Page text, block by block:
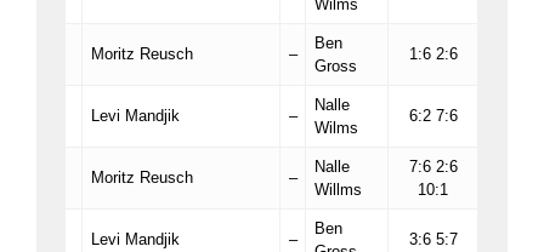
Wilms
Moritz Reusch –
Ben
Gross
1:6 2:6
Levi Mandjik –
Nalle
Wilms
6:2 7:6
Moritz Reusch –
Nalle
Willms
7:6 2:6
10:1
Levi Mandjik –
Ben
3:6 5:7